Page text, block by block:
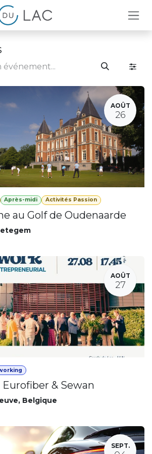
AOÛT
26
Après-midi Activités Passion
au Golf de Oudenaarde
AOÛT
27
& Sewan
, Belgique
SEPT.